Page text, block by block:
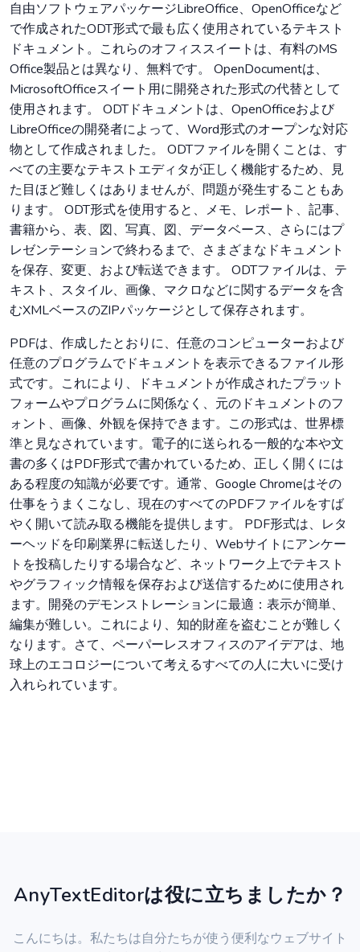
自由ソフトウェアパッケージLibreOffice、OpenOfficeなど
で作成されたODT形式で最も広く使用されているテキスト
ドキュメント。これらのオフィススイートは、有料のMS
Office製品とは異なり、無料です。 OpenDocumentは、
MicrosoftOfficeスイート用に開発された形式の代替として
使用されます。 ODTドキュメントは、OpenOfficeおよび
LibreOfficeの開発者によって、Word形式のオープンな対応
物として作成されました。 ODTファイルを開くことは、す
べての主要なテキストエディタが正しく機能するため、見
た目ほど難しくはありませんが、問題が発生することもあ
ります。 ODT形式を使用すると、メモ、レポート、記事、
書籍から、表、図、写真、図、データベース、さらにはプ
レゼンテーションで終わるまで、さまざまなドキュメント
を保存、変更、および転送できます。 ODTファイルは、テ
キスト、スタイル、画像、マクロなどに関するデータを含
むXMLベースのZIPパッケージとして保存されます。
PDFは、作成したとおりに、任意のコンピューターおよび
任意のプログラムでドキュメントを表示できるファイル形
式です。これにより、ドキュメントが作成されたプラット
フォームやプログラムに関係なく、元のドキュメントのフ
ォント、画像、外観を保持できます。この形式は、世界標
準と見なされています。電子的に送られる一般的な本や文
書の多くはPDF形式で書かれているため、正しく開くには
ある程度の知識が必要です。通常、Google Chromeはその
仕事をうまくこなし、現在のすべてのPDFファイルをすば
やく開いて読み取る機能を提供します。 PDF形式は、レタ
ーヘッドを印刷業界に転送したり、Webサイトにアンケー
トを投稿したりする場合など、ネットワーク上でテキスト
やグラフィック情報を保存および送信するために使用され
ます。開発のデモンストレーションに最適：表示が簡単、
編集が難しい。これにより、知的財産を盗むことが難しく
なります。さて、ペーパーレスオフィスのアイデアは、地
球上のエコロジーについて考えるすべての人に大いに受け
入れられています。
AnyTextEditorは役に立ちましたか？
こんにちは。私たちは自分たちが使う便利なウェブサイト